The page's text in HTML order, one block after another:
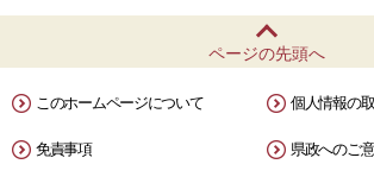
ページの先頭へ
このホームページについて 個人情報の
免責事項 県政へのご